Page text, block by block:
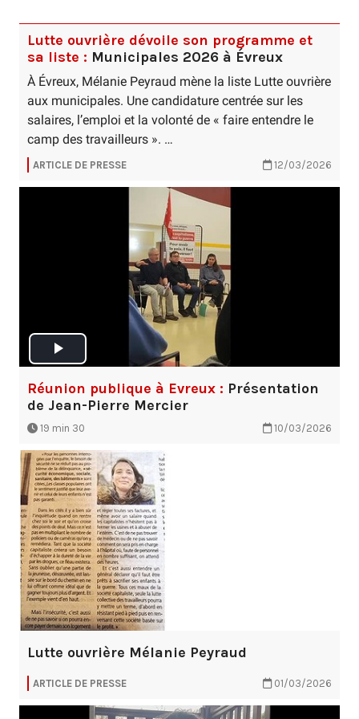
Lutte ouvrière dévoile son programme et
sa liste : Municipales 2026 à Évreux
À Évreux, Mélanie Peyraud mène la liste Lutte ouvrière
aux municipales. Une candidature centrée sur les
salaires, l’emploi et la volonté de « faire entendre le
camp des travailleurs ». …
ARTICLE DE PRESSE 12/03/2026
Réunion publique à Evreux : Présentation
de Jean-Pierre Mercier
19 min 30 10/03/2026
Lutte ouvrière Mélanie Peyraud
ARTICLE DE PRESSE 01/03/2026